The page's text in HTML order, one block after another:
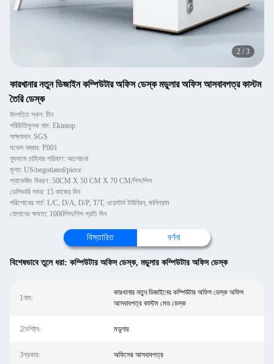
2 /3
কারখানার নতুন ডিজাইন কম্পিউটার অফিস ডেস্ক মডুলার অফিস আসবাবপত্র কাস্টম
তৈরি ডেস্ক
উৎপত্তি স্থল: চীন
পরিচিতিমুলক নাম: Ekintop
সাক্ষ্যদান: SGS
মডেল নম্বার: P801
ন্যূনতম চাহিদার পরিমাণ: আলোচনা
মূল্য: US/negotiated/piece
প্যাকেজিং বিবরণ: 50CM X 50 CM X 70 CM/পিস/পিস
ডেলিভারি সময়: 15 কাজের দিন
পরিশোধের শর্ত: L/C, D/A, D/P, T/T, ওয়েস্টার্ন ইউনিয়ন, মানিগ্রাম
যোগানের ক্ষমতা: 1000পিস/পিস প্রতি দিন
বিস্তারিত বর্ণনা
বিশেষভাবে তুলে ধরা: কম্পিউটার অফিস ডেস্ক, মডুলার কম্পিউটার অফিস ডেস্ক
1নাম:
কারখানার নতুন ডিজাইনের কম্পিউটার অফিস ডেস্ক অফিস
আসবাবপত্র কাস্টম মেড ডেস্ক
2বৈশিষ্ট্য: মডুলার
3প্রকার: অফিসের আসবাবপত্র